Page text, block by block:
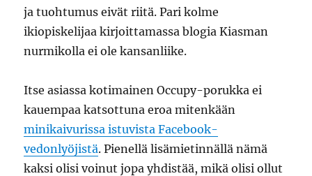
ja tuohtumus eivät riitä. Pari kolme
ikiopiskelijaa kirjoittamassa blogia Kiasman
nurmikolla ei ole kansanliike.
Itse asiassa kotimainen Occupy-porukka ei
kauempaa katsottuna eroa mitenkään
minikaivurissa istuvista Facebook-
vedonlyöjistä. Pienellä lisämietinnällä nämä
kaksi olisi voinut jopa yhdistää, mikä olisi ollut